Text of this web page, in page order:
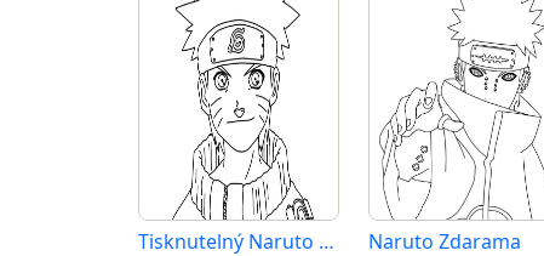
Tisknutelný Naruto Obrázek pro Děti Naruto Zdarama